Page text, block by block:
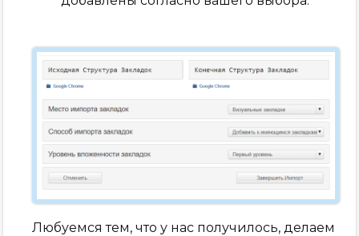
Любуемся тем, что у нас получилось, делаем